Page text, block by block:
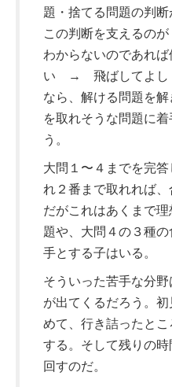
題・捨てる問題の判
この判断を支えるの
わからないのであれ
い → 飛ばしてよし
なら、解ける問題を
を取れそうな問題に
う。
大問１〜４までを完
れ２番まで取れれば、
だがこれはあくまで
題や、大問４の３種
手とする子はいる。
そういった苦手な分
が出てくるだろう。
めて、行き詰ったと
する。そして残りの
回すのだ。